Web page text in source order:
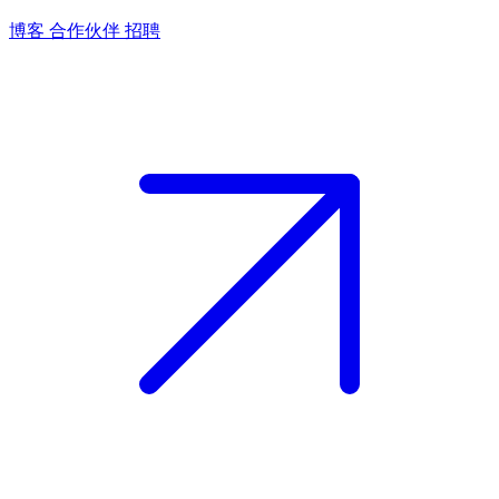
博客 合作伙伴 招聘